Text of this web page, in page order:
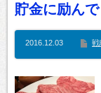
貯金に励ん
2016.12.03 戦